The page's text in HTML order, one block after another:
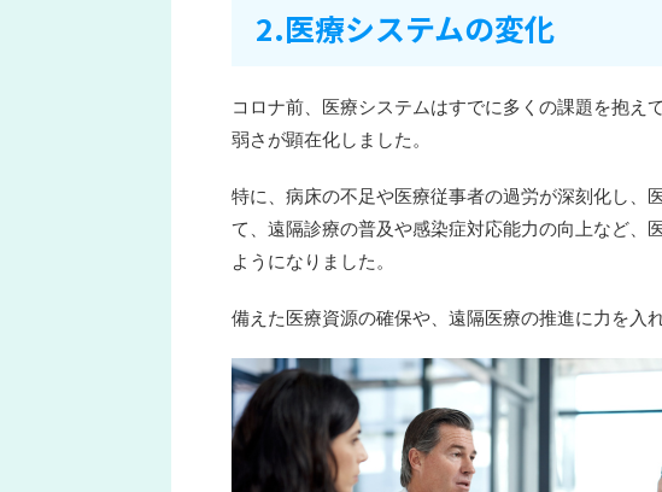
2.医療システムの変化
コロナ前、医療システムはすでに多くの課題を抱え
弱さが顕在化しました。
特に、病床の不足や医療従事者の過労が深刻化し、
て、遠隔診療の普及や感染症対応能力の向上など、
ようになりました。
備えた医療資源の確保や、遠隔医療の推進に力を入れ